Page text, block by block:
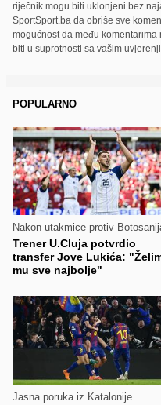
riječnik mogu biti uklonjeni bez
SportSport.ba da obriše sve
mogućnost da među
biti u suprotnosti sa vašim
POPULARNO
Nakon utakmice protiv
Trener U.Cluja potvrdio
transfer Jove Lukića:
mu sve najbolje"
Jasna poruka iz Katalonije